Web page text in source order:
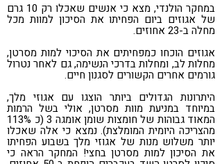
במחקר הולנדי, מצא כי אנשים שאכלו רק 10 גרם
של אגוזים ביום הפחיתו את הסיכון למוות מכל
מחלה ב-23 אחוזים.
אגוזים הוכחו כמפחיתים את הסיכוי למות מסרטן,
מחלות לב, ומחלות בדרכי הנשימה, גם לאחר נטרול
גורמים אחרים הקשורים לסגנון חיים.
היתרונות הגדולים ביותר הוצגו עם אגוזי מלך,
במיוחד במניעת מוות מסרטן, אולי בשל הרמות
המאוד גבוהות של חומצות שומן אומגה 3 (כ 113%
מהצריכה היומית המומלצת). נמצא כי אלה שאכלו
יותר משלוש מנות של אגוזי מלך בשבוע הפחיתו
את הסיכון למות מסרטן בחצי! המחקר הראה כי